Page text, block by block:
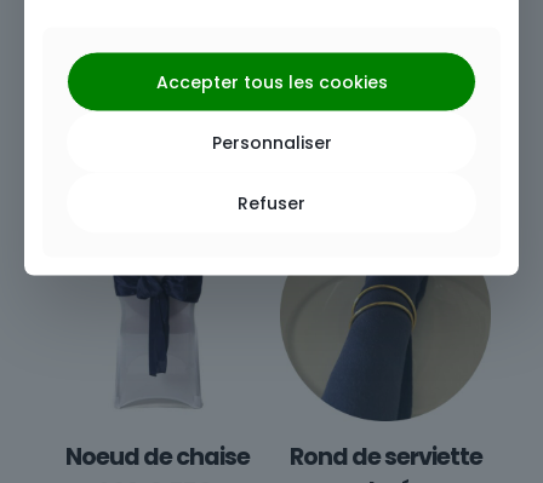
Drapé de chaise
6,00€
Nappe de mange-
debout
15,60
Noeud de chaise
Rond de serviette
Refuser
Personnaliser
Accepter tous les cookies